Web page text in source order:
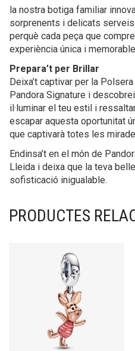
la nostra botiga familiar
sorprenents i delicats
perquè cada peça que
experiència única i
Prepara’t per Brillar
Deixa’t captivar per la
Pandora Signature i
il·luminar el teu estil i
escapar aquesta oportunitat
que captivarà totes les
Endinsa’t en el món de
Lleida i deixa que la teva
sofisticació inigualable.
PRODUCTES